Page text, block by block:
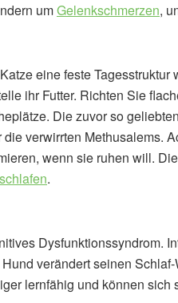
umGelenkschmerzen,
eine feste
ihr Futter. Richten Sie
Die zuvor so
verwirrten Methusalems.
wenn sie ruhen will.
schlafen.
Dysfunktionssyndrom.
verändert seinen
lernfähig und können sich